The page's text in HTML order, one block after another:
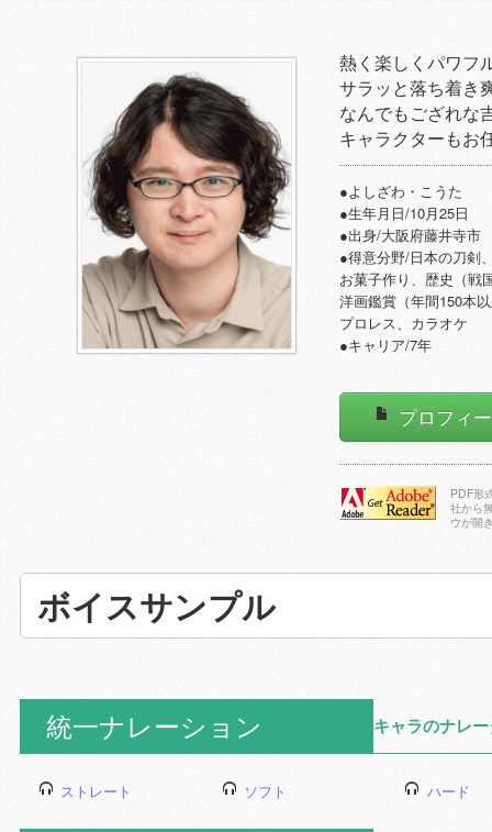
熱く楽しくパワフ
サラッと落ち着き
なんでもござれな
キャラクターもお
●よしざわ・こうた
●生年月日/10月25日
●出身/大阪府藤井寺市
●得意分野/日本の刀剣
お菓子作り、歴史（戦
洋画鑑賞（年間150本
プロレス、カラオケ
●キャリア/7年
プロフィ
ドする
PDF形
社から
ウが開
ボイスサンプル
統一ナレーション キャラのナレ
ストレート ソフト ハード